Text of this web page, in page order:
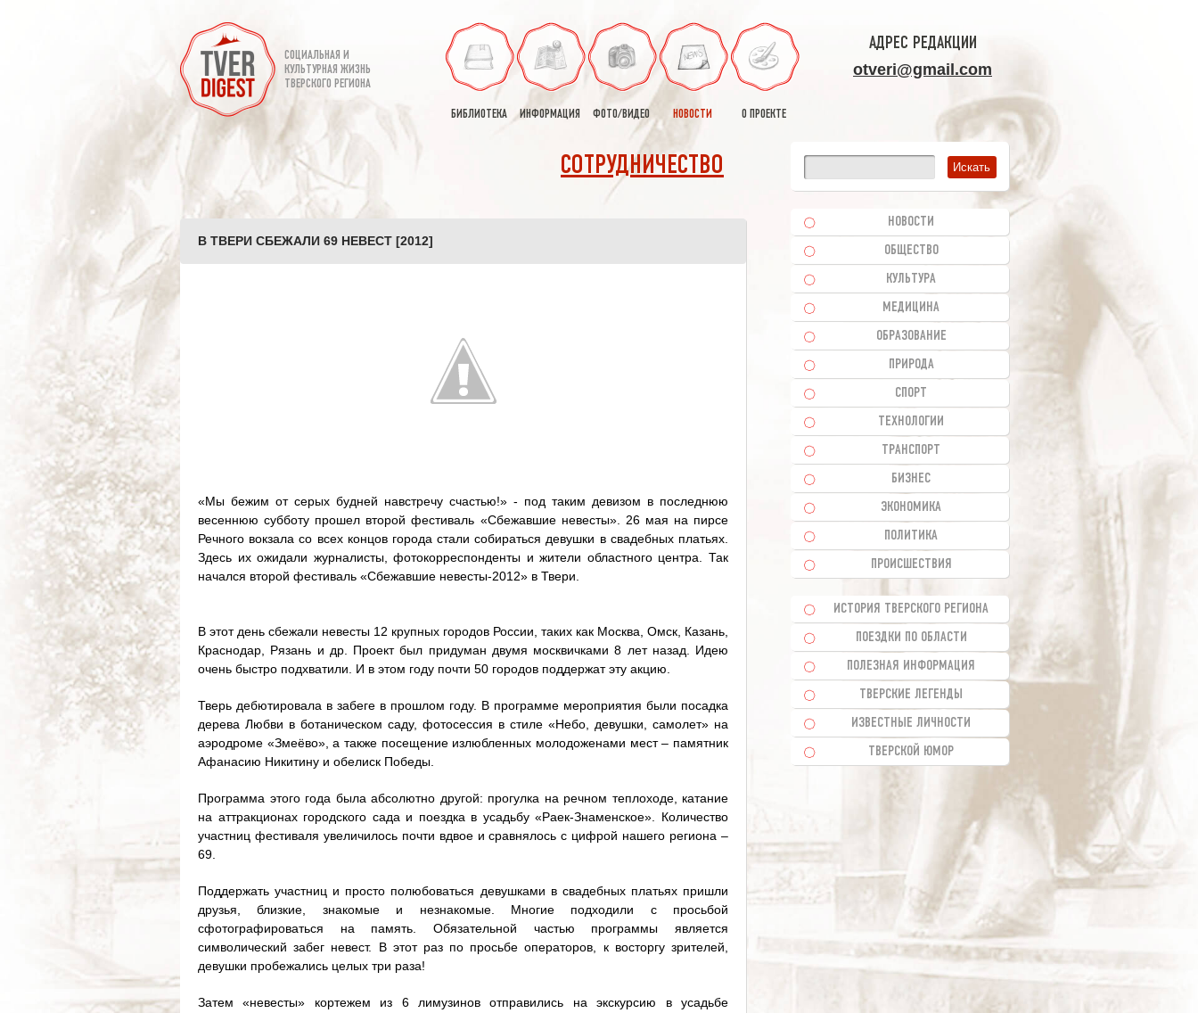
СОЦИАЛЬНАЯ И
КУЛЬТУРНАЯ ЖИЗНЬ
ТВЕРСКОГО РЕГИОНА
БИБЛИОТЕКА ИНФОРМАЦИЯ ФОТО/ВИДЕО НОВОСТИ О ПРОЕКТЕ
АДРЕС РЕДАКЦИИ
otveri@gmail.com
СОТРУДНИЧЕСТВО
В ТВЕРИ СБЕЖАЛИ 69 НЕВЕСТ [2012]
«Мы бежим от серых будней навстречу счастью!» - под таким девизом в последнюю
весеннюю субботу прошел второй фестиваль «Сбежавшие невесты». 26 мая на пирсе
Речного вокзала со всех концов города стали собираться девушки в свадебных платьях.
Здесь их ожидали журналисты, фотокорреспонденты и жители областного центра. Так
начался второй фестиваль «Сбежавшие невесты-2012» в Твери.
В этот день сбежали невесты 12 крупных городов России, таких как Москва, Омск, Казань,
Краснодар, Рязань и др. Проект был придуман двумя москвичками 8 лет назад. Идею
очень быстро подхватили. И в этом году почти 50 городов поддержат эту акцию.
Тверь дебютировала в забеге в прошлом году. В программе мероприятия были посадка
дерева Любви в ботаническом саду, фотосессия в стиле «Небо, девушки, самолет» на
аэродроме «Змеёво», а также посещение излюбленных молодоженами мест – памятник
Афанасию Никитину и обелиск Победы.
Программа этого года была абсолютно другой: прогулка на речном теплоходе, катание
на аттракционах городского сада и поездка в усадьбу «Раек-Знаменское». Количество
участниц фестиваля увеличилось почти вдвое и сравнялось с цифрой нашего региона –
69.
Поддержать участниц и просто полюбоваться девушками в свадебных платьях пришли
друзья, близкие, знакомые и незнакомые. Многие подходили с просьбой
сфотографироваться на память. Обязательной частью программы является
символический забег невест. В этот раз по просьбе операторов, к восторгу зрителей,
девушки пробежались целых три раза!
Затем «невесты» кортежем из 6 лимузинов отправились на экскурсию в усадьбе
НОВОСТИ
ОБЩЕСТВО
КУЛЬТУРА
МЕДИЦИНА
ОБРАЗОВАНИЕ
ПРИРОДА
СПОРТ
ТЕХНОЛОГИИ
ТРАНСПОРТ
БИЗНЕС
ЭКОНОМИКА
ПОЛИТИКА
ПРОИСШЕСТВИЯ
ИСТОРИЯ ТВЕРСКОГО РЕГИОНА
ПОЕЗДКИ ПО ОБЛАСТИ
ПОЛЕЗНАЯ ИНФОРМАЦИЯ
ТВЕРСКИЕ ЛЕГЕНДЫ
ИЗВЕСТНЫЕ ЛИЧНОСТИ
ТВЕРСКОЙ ЮМОР